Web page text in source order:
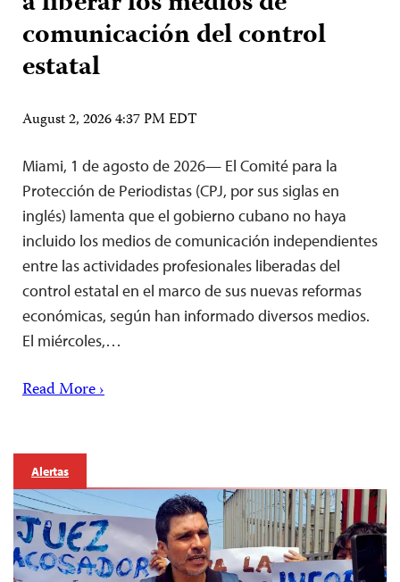
comunicación del control
estatal
August 2, 2026 4:37 PM EDT
Miami, 1 de agosto de 2026— El Comité para la
Protección de Periodistas (CPJ, por sus siglas en
inglés) lamenta que el gobierno cubano no haya
incluido los medios de comunicación independientes
entre las actividades profesionales liberadas del
control estatal en el marco de sus nuevas reformas
económicas, según han informado diversos medios.
El miércoles,…
Read More ›
Alertas